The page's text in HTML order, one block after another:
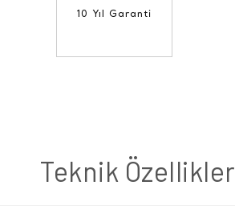
10 Yıl Garanti
Teknik Özellikler